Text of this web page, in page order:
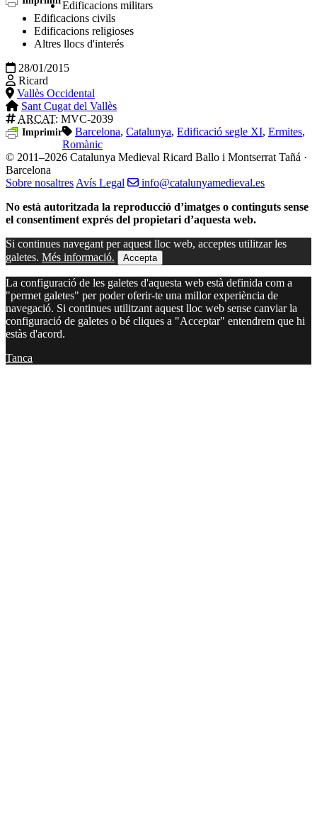
Edificacions militars
Edificacions civils
Edificacions religioses
Altres llocs d'interés
28/01/2015
Ricard
Vallès Occidental
Sant Cugat del Vallès
ARCAT: MVC-2039
Imprimir Barcelona, Catalunya, Edificació segle XI, Ermites,
Romànic
© 2011–2026 Catalunya Medieval Ricard Ballo i Montserrat Tañá ·
Barcelona
Sobre nosaltres Avís Legal
info@catalunyamedieval.es
No està autoritzada la reproducció d’imatges o continguts sense
el consentiment exprés del propietari d’aquesta web.
Si continues navegant per aquest lloc web, acceptes utilitzar les
galetes. Més informació. Accepta
La configuració de les galetes d'aquesta web està definida com a
"permet galetes" per poder oferir-te una millor experiència de
navegació. Si continues utilitzant aquest lloc web sense canviar la
configuració de galetes o bé cliques a "Acceptar" entendrem que hi
estàs d'acord.
Tanca